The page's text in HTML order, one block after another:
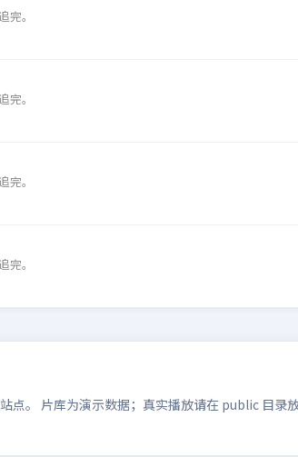
。
。
。
。
。 片库为演示数据；真实播放请在 public 目录放